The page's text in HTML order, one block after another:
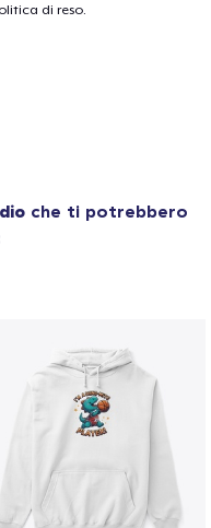
di reso.
che ti potrebbero